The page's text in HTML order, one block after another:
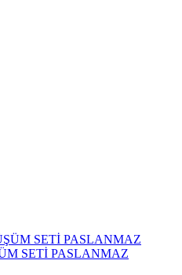
SETİ PASLANMAZ